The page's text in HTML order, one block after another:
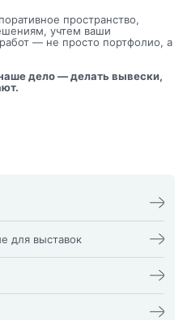
пространство,
учтем ваши
— не просто портфолио, а
дело — делать вывески,
Пакеты
Папка фолдер
Печати и штампы
Подложка на стол,
для выставок